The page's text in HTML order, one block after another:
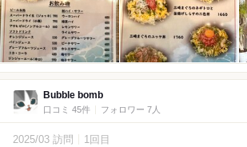
Bubble bomb
口コミ 45件 フォロワー 7人
2025/03 訪問 1回目